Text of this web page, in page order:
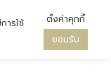
ารใช้
ตั้งค่าคุกกี้
ยอมรับ